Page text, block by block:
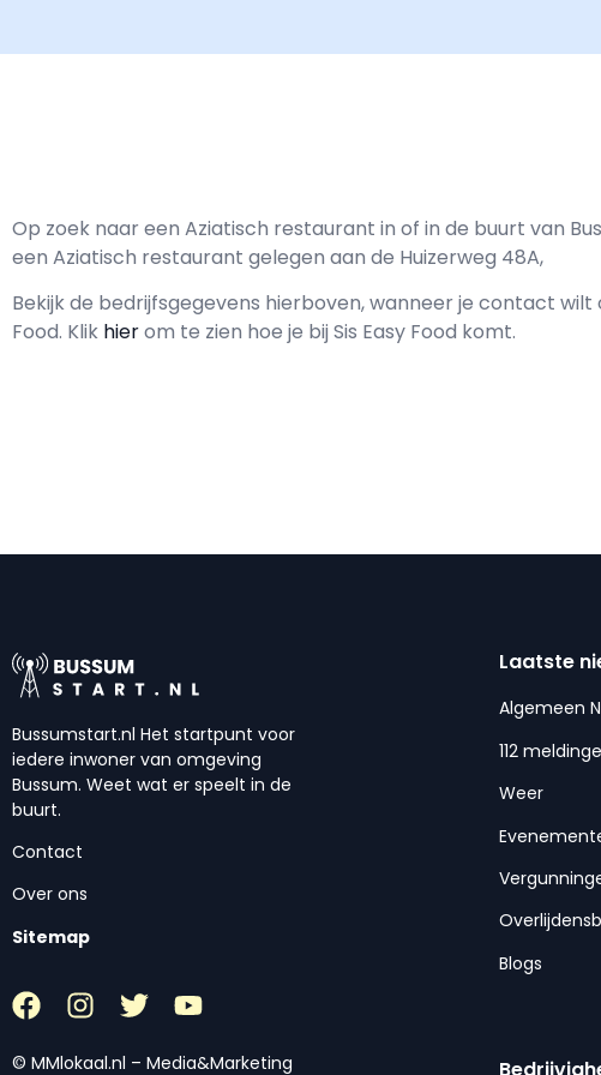
Op zoek naar een Aziatisch restaurant in of in de buurt van
een Aziatisch restaurant gelegen aan de Huizerweg 48A,
Bekijk de bedrijfsgegevens hierboven, wanneer je contact
Food. Klik hierom te zien hoe je bij Sis Easy Food komt.
Bussumstart.nl Het startpunt voor
iedere inwoner van omgeving
Bussum. Weet wat er speelt in de
buurt.
Contact
Over ons
Sitemap
© MMlokaal.nl – Media&Marketing
Laatste
Algemeen
112
Weer
Blogs